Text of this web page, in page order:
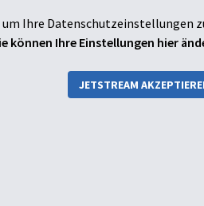
Ihre Datenschutzeinstellungen
können Ihre Einstellungen hier
JETSTREAM